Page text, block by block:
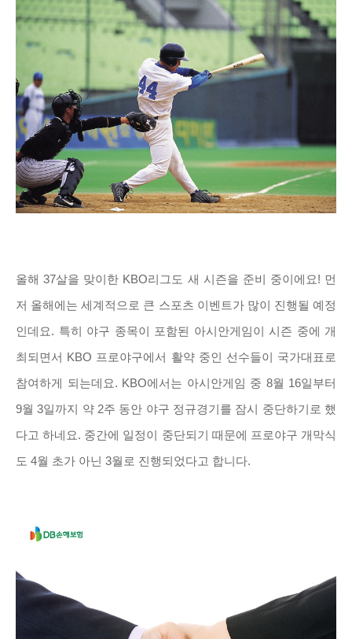
올해 37살을 맞이한 KBO리그도 새 시즌을 준비 중이에요! 먼
저 올해에는 세계적으로 큰 스포츠 이벤트가 많이 진행될 예정
인데요. 특히 야구 종목이 포함된 아시안게임이 시즌 중에 개
최되면서 KBO 프로야구에서 활약 중인 선수들이 국가대표로
참여하게 되는데요. KBO에서는 아시안게임 중 8월 16일부터
9월 3일까지 약 2주 동안 야구 정규경기를 잠시 중단하기로 했
다고 하네요. 중간에 일정이 중단되기 때문에 프로야구 개막식
도 4월 초가 아닌 3월로 진행되었다고 합니다.